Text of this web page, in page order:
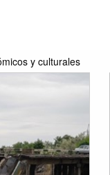
y culturales